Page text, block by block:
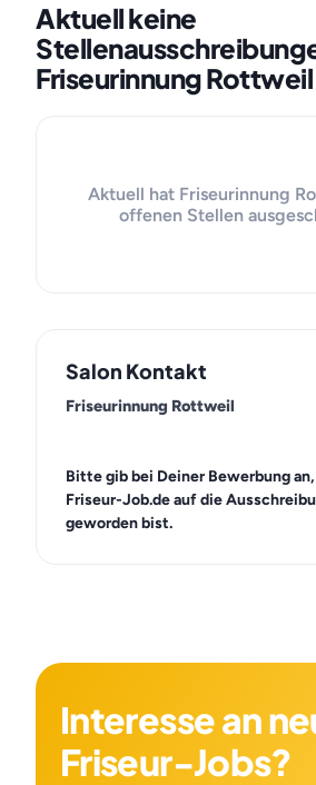
Aktuell keine
Friseurinnung Rottweil
Aktuell hat Friseurinnung
offenen Stellen
Salon Kontakt
Friseurinnung Rottweil
Bitte gib bei Deiner Bewerbung
Friseur-Job.de auf die
geworden bist.
Interesse an
Friseur-Jobs?